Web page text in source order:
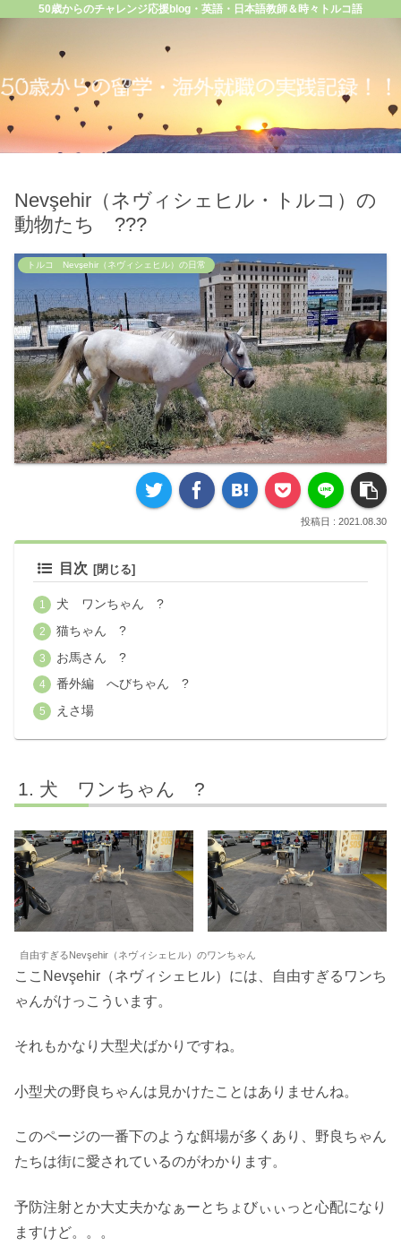
50歳からのチャレンジ応援blog・英語・日本語教師＆時々トルコ語
Nevşehir（ネヴィシェヒル・トルコ）の
動物たち ???
トルコ Nevşehir（ネヴィシェヒル）の日常
2021.08.30
目次
犬 ワンちゃん ?
猫ちゃん ?
お馬さん ?
番外編 へびちゃん ?
えさ場
犬 ワンちゃん ?
自由すぎるNevşehir（ネヴィシェヒル）のワンちゃん
ここNevşehir（ネヴィシェヒル）には、自由すぎるワンち
ゃんがけっこういます。
それもかなり大型犬ばかりですね。
小型犬の野良ちゃんは見かけたことはありませんね。
このページの一番下のような餌場が多くあり、野良ちゃん
たちは街に愛されているのがわかります。
予防注射とか大丈夫かなぁーとちょびぃぃっと心配になり
ますけど。。。